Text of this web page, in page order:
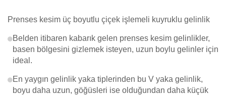
Prenses kesim üç boyutlu çiçek işlemeli kuyruklu gelinlik
Belden itibaren kabarık gelen prenses kesim gelinlikler,
basen bölgesini gizlemek isteyen, uzun boylu gelinler için
ideal.
En yaygın gelinlik yaka tiplerinden bu V yaka gelinlik,
boyu daha uzun, göğüsleri ise olduğundan daha küçük